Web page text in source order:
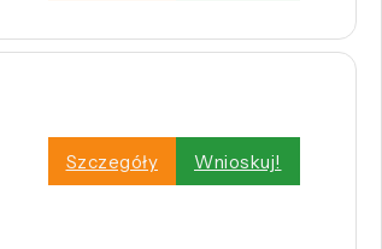
Szczegóły Wnioskuj!